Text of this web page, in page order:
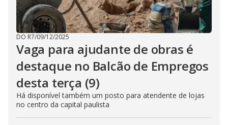
DO R7/09/12/2025
Vaga para ajudante de obras é
destaque no Balcão de Empregos
desta terça (9)
Há disponível também um posto para atendente de lojas
no centro da capital paulista